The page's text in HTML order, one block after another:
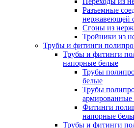
Разъемные
нержавеющей
Сгоны из
Тройники из
Трубы и фитинги
Трубы и фитинги
напорные белые
Трубы
белые
Трубы
армированные
Фитинги
напорные
Трубы и фитинги